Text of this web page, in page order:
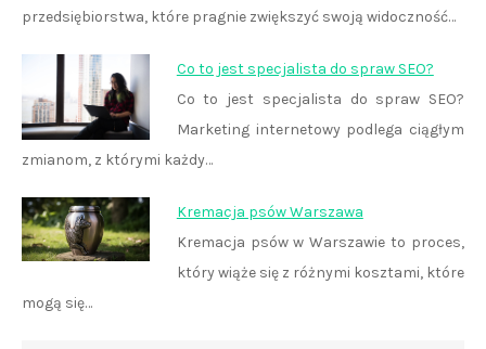
przedsiębiorstwa, które pragnie zwiększyć swoją widoczność…
Co to jest specjalista do spraw SEO?
Co to jest specjalista do spraw SEO?
Marketing internetowy podlega ciągłym
zmianom, z którymi każdy…
Kremacja psów Warszawa
Kremacja psów w Warszawie to proces,
który wiąże się z różnymi kosztami, które
mogą się…